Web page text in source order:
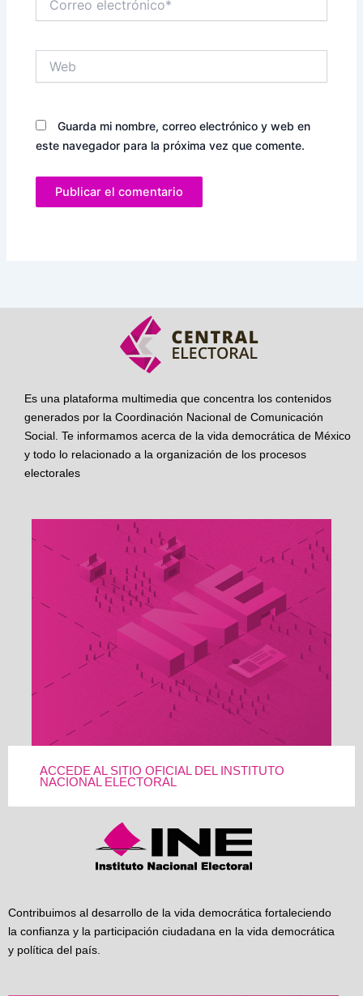
electrónico*
Guarda mi nombre, correo electrónico y web en
este navegador para la próxima vez que comente.
Es una plataforma multimedia que concentra los contenidos
generados por la Coordinación Nacional de Comunicación
Social. Te informamos acerca de la vida democrática de México
y todo lo relacionado a la organización de los procesos
electorales
ACCEDE AL SITIO OFICIAL DEL INSTITUTO
NACIONAL ELECTORAL
Contribuimos al desarrollo de la vida democrática fortaleciendo
la confianza y la participación ciudadana en la vida democrática
y política del país.